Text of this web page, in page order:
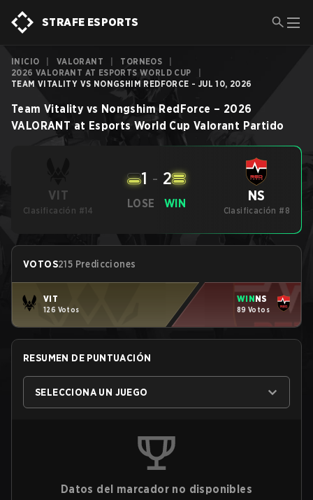
STRAFE ESPORTS
INICIO VALORANT TORNEOS
2026 VALORANT AT ESPORTS WORLD CUP
TEAM VITALITY VS NONGSHIM REDFORCE - JUL 10, 2026
Team Vitality vs Nongshim RedForce – 2026
VALORANT at Esports World Cup Valorant Partido
VIT
Clasificación #14
LOSE
1 - 2
WIN NS
Clasificación #8
VOTOS215 Predicciones
VIT
126 Votos
WINNS
89 Votos
RESUMEN DE PUNTUACIÓN
SELECCIONA UN JUEGO
Datos del marcador no disponibles